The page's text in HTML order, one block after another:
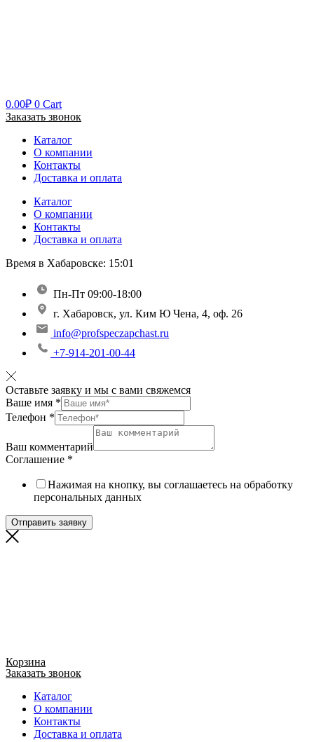
0.00₽ 0 Cart
Заказать звонок
Каталог
О компании
Контакты
Доставка и оплата
Каталог
О компании
Контакты
Доставка и оплата
Время в Хабаровске: 15:01
Пн-Пт 09:00-18:00
г. Хабаровск, ул. Ким Ю Чена, 4, оф. 26
info@profspeczapchast.ru
+7-914-201-00-44
Оставьте заявку и мы с вами свяжемся
Ваше имя *
Телефон *
Ваш комментарий
Соглашение *
Нажимая на кнопку, вы соглашаетесь на обработку
персональных данных
Отправить заявку
Корзина
Заказать звонок
Каталог
О компании
Контакты
Доставка и оплата